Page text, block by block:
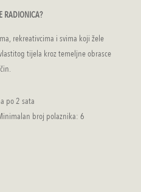
RADIONICA?
rekreativcima i svima koji žele
tijela kroz temeljne obrasce
po 2 sata
broj polaznika: 6